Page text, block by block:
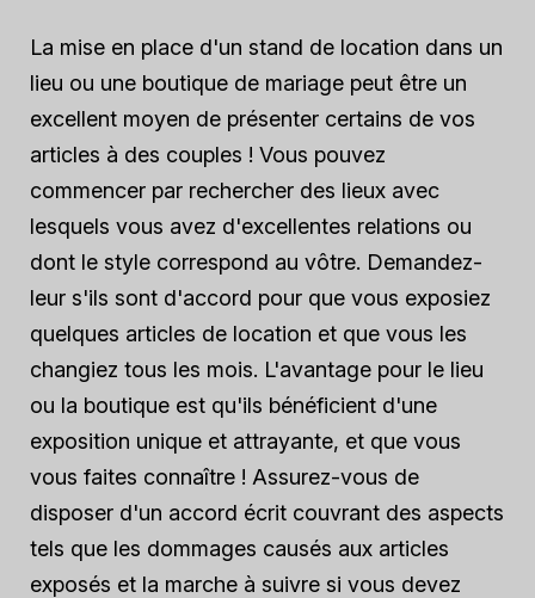
La mise en place d'un stand de location dans un
lieu ou une boutique de mariage peut être un
excellent moyen de présenter certains de vos
articles à des couples ! Vous pouvez
commencer par rechercher des lieux avec
lesquels vous avez d'excellentes relations ou
dont le style correspond au vôtre. Demandez-
leur s'ils sont d'accord pour que vous exposiez
quelques articles de location et que vous les
changiez tous les mois. L'avantage pour le lieu
ou la boutique est qu'ils bénéficient d'une
exposition unique et attrayante, et que vous
vous faites connaître ! Assurez-vous de
disposer d'un accord écrit couvrant des aspects
tels que les dommages causés aux articles
exposés et la marche à suivre si vous devez